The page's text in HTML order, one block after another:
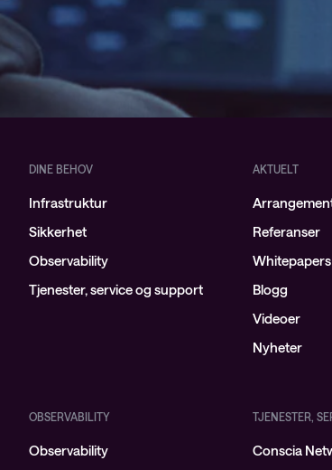
DINE BEHOV
Infrastruktur
Sikkerhet
Observability
Tjenester, service og support
AKTUELT
Referanser
Whitepapers
Blogg
Videoer
Nyheter
OBSERVABILITY
Observability
TJENESTER,
Conscia